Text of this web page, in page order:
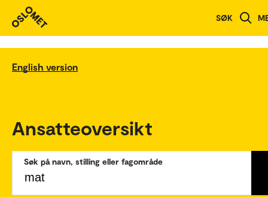
SØK
English version
Ansatteoversikt
Søk på navn, stilling eller fagområde